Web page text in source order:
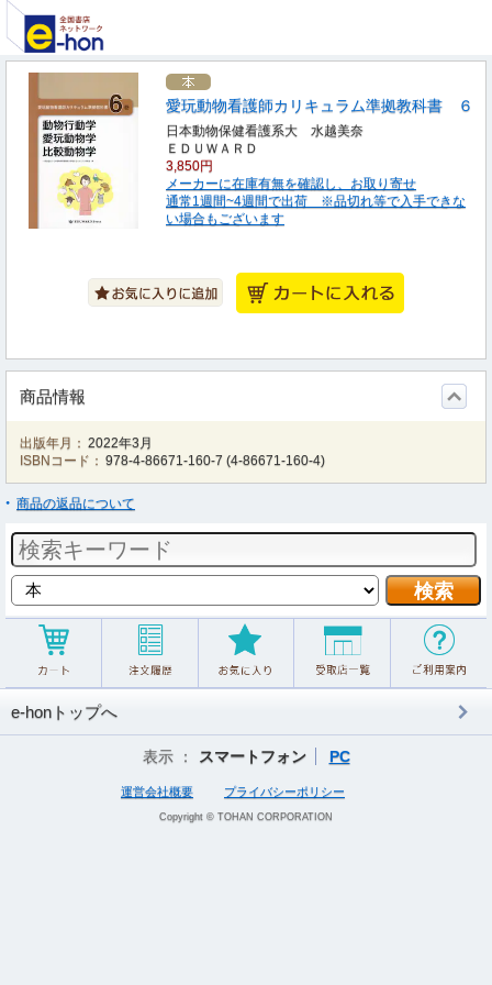
愛玩動物看護師カリキュラム準拠教科書 ６
日本動物保健看護系大 水越美奈
ＥＤＵＷＡＲＤ
3,850円
メーカーに在庫有無を確認し、お取り寄せ
通常1週間~4週間で出荷 ※品切れ等で入手できな
い場合もございます
商品情報
出版年月： 2022年3月
ISBNコード： 978-4-86671-160-7 (4-86671-160-4)
商品の返品について
e-honトップへ
表示 ： スマートフォン PC
運営会社概要 プライバシーポリシー
Copyright © TOHAN CORPORATION